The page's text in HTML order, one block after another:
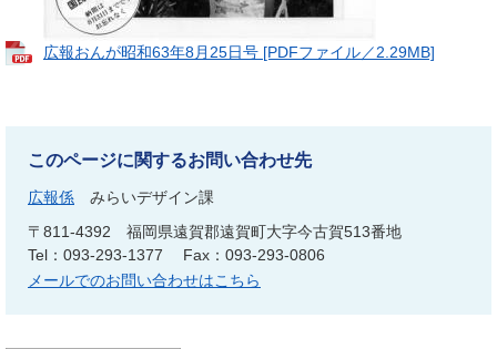
広報おんが昭和63年8月25日号 [PDFファイル／2.29MB]
このページに関するお問い合わせ先
広報係
みらいデザイン課
〒811-4392
福岡県遠賀郡遠賀町大字今古賀513番地
Tel：093-293-1377
Fax：093-293-0806
メールでのお問い合わせはこちら